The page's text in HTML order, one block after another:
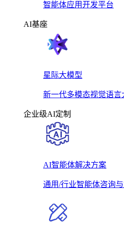
智能体应用开发平台
AI基座
星际大模型
新一代多模态视觉语言
企业级AI定制
AI智能体解决方案
通用/行业智能体咨询与